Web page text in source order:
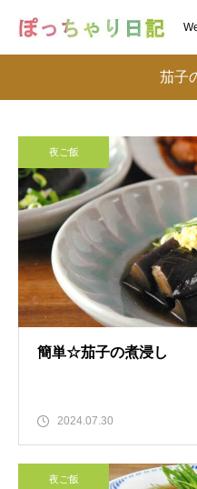
茄子
夜ご飯
簡単☆茄子の煮浸し
2024.07.30
夜ご飯